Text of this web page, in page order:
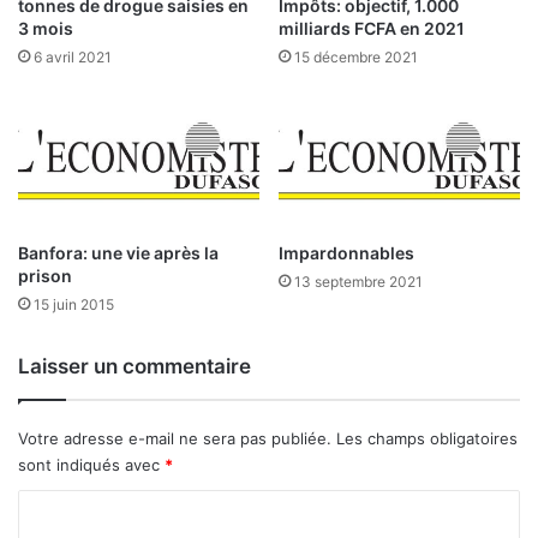
é
n
i
a
r
e
s
u
e
e
s
a
m
n
tonnes de drogue saisies en
3 mois
6 avril 2021
Impôts: objectif, 1.000
milliards FCFA en 2021
15 décembre 2021
Banfora: une vie après la
prison
15 juin 2015
Impardonnables
13 septembre 2021
Laisser un commentaire
Votre adresse e-mail ne sera pas publiée. Les champs obligatoires
sont indiqués avec *